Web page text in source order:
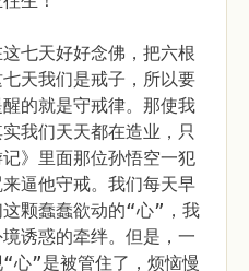
七天好好念佛，把六根
天我们是戒子，所以要
的就是守戒律。那使我
我们天天都在造业，只
》里面那位孙悟空一犯
逼他守戒。我们每天早
颗蠢蠢欲动的“心”，我
诱惑的牵绊。但是，一
心”是被管住了，烦恼慢